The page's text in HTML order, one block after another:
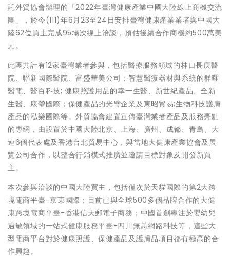
託外貿協會辦理的「2022年臺灣健康產業中國大陸線上商機交流
團」，於今(111)年6月23至24日安排臺灣健康產業業者與中國大
陸62位買主完成95場次線上洽談，預估後續合作商機約500萬美
元。
此團共計有12家臺灣業者參與，包括醫療服務領域的林口長庚醫
院、聯新國際醫院、富盛華美公司；智慧醫療器材與系統的群曜
醫電、醫百科技; 健康照護用品的幸一生醫、新世紀產品、全新
生醫、康瑩國際；保健產品的光璧企業及東昭貿易;生物科技護膚
產品的泓樂國際等。外貿協會建置宣傳臺灣業者產品及服務亮點
的專網，由設置於中國大陸北京、上海、廣州、成都、青島、大
連6個代表處及香港台北貿易中心，與當地大健康產業協會及展
覽公司合作，以整合行銷模式推廣並邀請目標對象及開發新買
主。
本次參與洽談的中國大陸買主，包括僅次於天貓國際的第2大跨
境電商平臺-京東國際；目前已與全球500多個品牌合作的大健
康跨境電商平臺-香港信天郵電子商務；中國首創專注於嬰幼兒
過敏領域的一站式健康服務平臺-四川無恙網路科技等，這些大
型電商平台對於健康照護、保健產品及護膚品項目都有極高的合
作興趣。